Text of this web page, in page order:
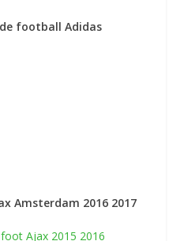
football Adidas
Amsterdam 2016 2017